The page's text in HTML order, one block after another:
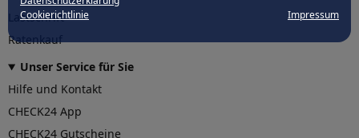
Cookierichtlinie
Impressum
Lastschrift
Ratenkauf
Unser Service für Sie
Hilfe und Kontakt
CHECK24 App
CHECK24 Gutscheine